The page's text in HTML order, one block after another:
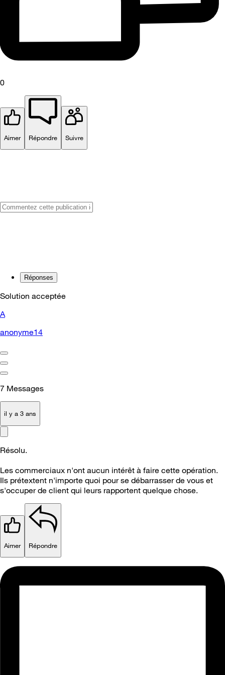
0
Aimer Répondre Suivre
Réponses
Solution acceptée
A
anonyme14
7 Messages
il y a 3 ans
Résolu.
Les commerciaux n'ont aucun intérêt à faire cette opération.
Ils prétextent n'importe quoi pour se débarrasser de vous et
s'occuper de client qui leurs rapportent quelque chose.
Aimer Répondre